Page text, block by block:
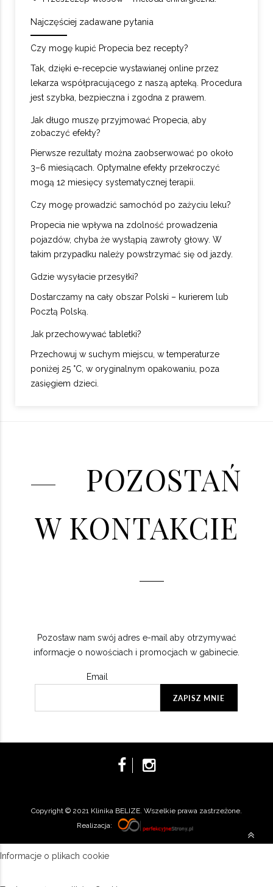
Najczęściej zadawane pytania
Czy mogę kupić Propecia bez recepty?
Tak, dzięki e-recepcie wystawianej online przez
lekarza współpracującego z naszą apteką. Procedura
jest szybka, bezpieczna i zgodna z prawem.
Jak długo muszę przyjmować Propecia, aby
zobaczyć efekty?
Pierwsze rezultaty można zaobserwować po około
3–6 miesiącach. Optymalne efekty przekroczyć
mogą 12 miesięcy systematycznej terapii.
Czy mogę prowadzić samochód po zażyciu leku?
Propecia nie wpływa na zdolność prowadzenia
pojazdów, chyba że wystąpią zawroty głowy. W
takim przypadku należy powstrzymać się od jazdy.
Gdzie wysyłacie przesyłki?
Dostarczamy na cały obszar Polski – kurierem lub
Pocztą Polską.
Jak przechowywać tabletki?
Przechowuj w suchym miejscu, w temperaturze
poniżej 25 °C, w oryginalnym opakowaniu, poza
zasięgiem dzieci.
POZOSTAŃ
W KONTAKCIE
Pozostaw nam swój adres e-mail aby otrzymywać
informacje o nowościach i promocjach w gabinecie.
Email
Copyright © 2021 Klinika BELIZE. Wszelkie prawa zastrzeżone.
Realizacja:
Informacje o plikach cookie